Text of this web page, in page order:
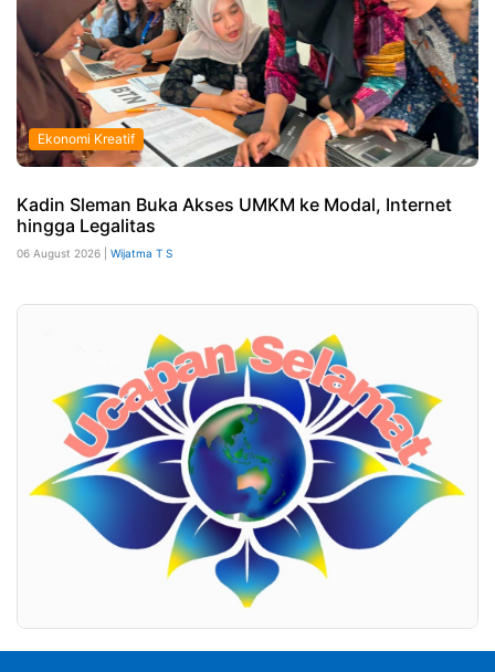
Ekonomi Kreatif
Kadin Sleman Buka Akses UMKM ke Modal, Internet
hingga Legalitas
06 August 2026 | Wijatma T S